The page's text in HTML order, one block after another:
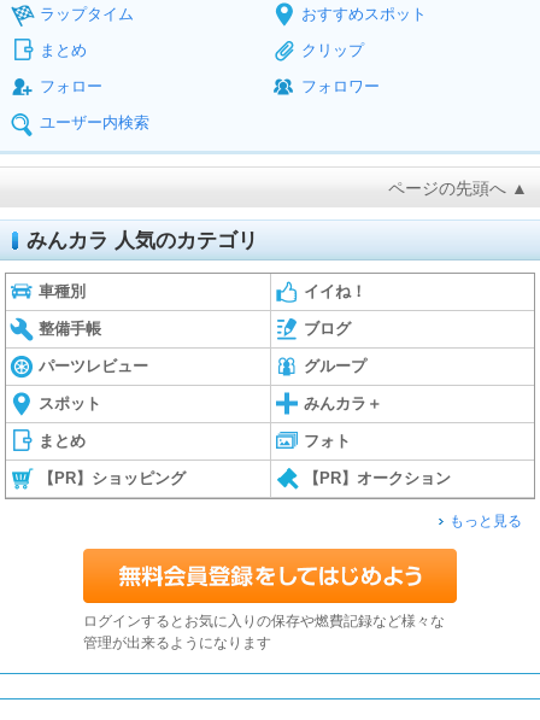
ラップタイム
おすすめスポット
まとめ
クリップ
フォロー
フォロワー
ユーザー内検索
ページの先頭へ ▲
みんカラ 人気のカテゴリ
車種別 イイね！
整備手帳 ブログ
パーツレビュー グループ
スポット みんカラ＋
まとめ フォト
【PR】ショッピング 【PR】オークション
もっと見る
ログインするとお気に入りの保存や燃費記録など様々な
管理が出来るようになります